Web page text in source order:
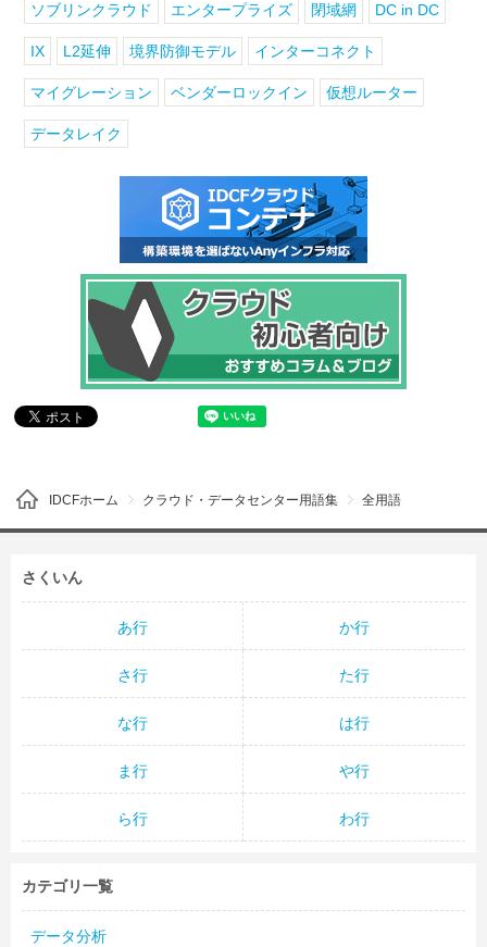
ソブリンクラウド エンタープライズ 閉域網 DC in DC
IX L2延伸 境界防御モデル インターコネクト
マイグレーション ベンダーロックイン 仮想ルーター
データレイク
IDCFホーム クラウド・データセンター用語集 全用語
さくいん
あ行 か行
さ行 た行
な行 は行
ま行 や行
ら行 わ行
カテゴリ一覧
データ分析